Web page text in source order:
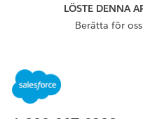
LÖSTE DENNA
Berätta för